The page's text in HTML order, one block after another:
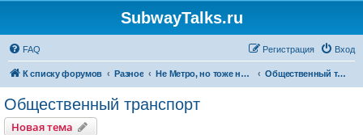
SubwayTalks.ru
FAQ Вход
Регистрация
К списку форумов Разное Не Метро, но тоже нам интересно Общественный транспорт
Общественный транспорт
Новая тема